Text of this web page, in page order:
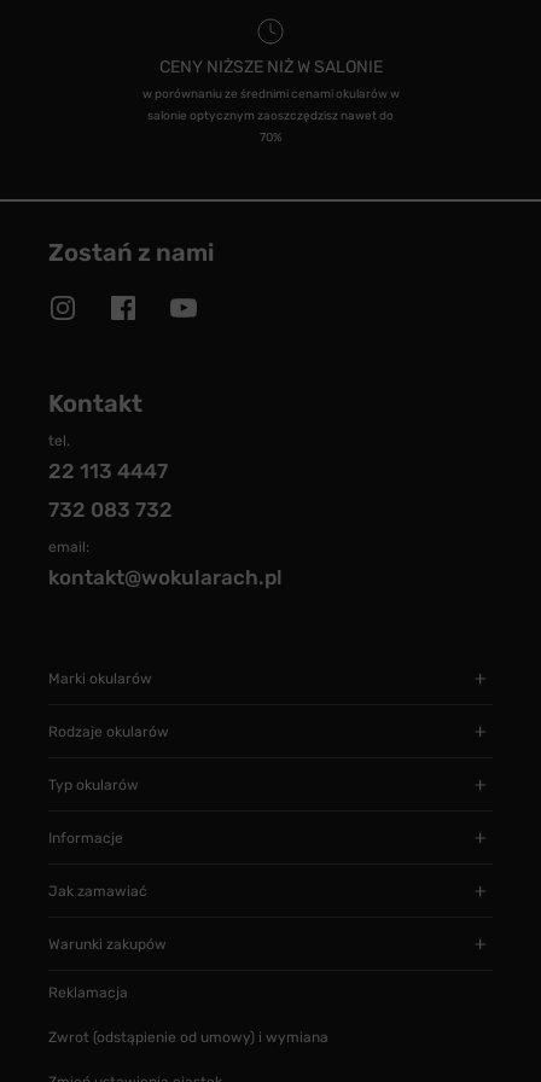
CENY NIŻSZE NIŻ W SALONIE
w porównaniu ze średnimi cenami okularów w
salonie optycznym zaoszczędzisz nawet do
70%
Zostań z nami
Kontakt
tel.
22 113 4447
732 083 732
email:
kontakt@wokularach.pl
Marki okularów
Rodzaje okularów
Typ okularów
Informacje
Jak zamawiać
Warunki zakupów
Reklamacja
Zwrot (odstąpienie od umowy) i wymiana